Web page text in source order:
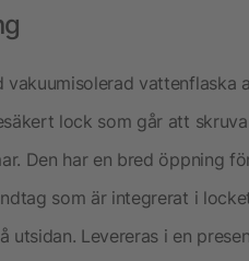
vakuumisolerad
lock som går att
Den har en bred öppning
som är integrerat i
utsidan. Levereras i en